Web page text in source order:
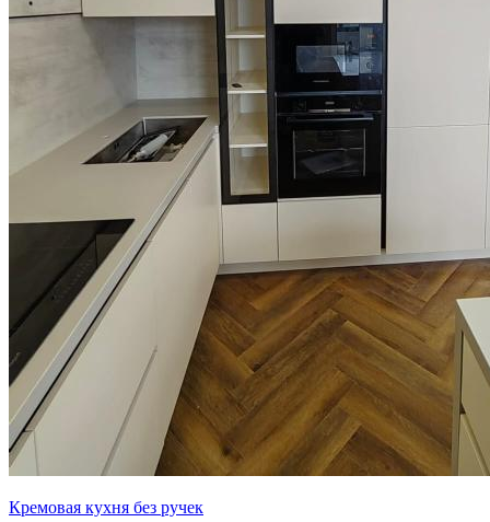
Кремовая кухня без ручек